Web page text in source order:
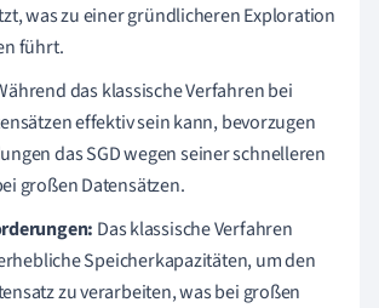
was zu einer gründlicheren Exploration
führt.
das klassische Verfahren bei
effektiv sein kann, bevorzugen
das SGD wegen seiner schnelleren
großen Datensätzen.
Das klassische Verfahren
Speicherkapazitäten, um den
zu verarbeiten, was bei großen